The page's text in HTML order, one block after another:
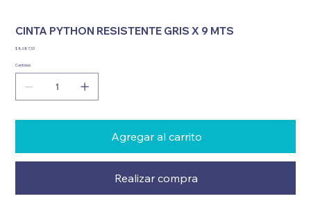
CINTA PYTHON RESISTENTE GRIS X 9 MTS
Precio
$ 8.087,33
Cantidad
Agregar al carrito
Realizar compra